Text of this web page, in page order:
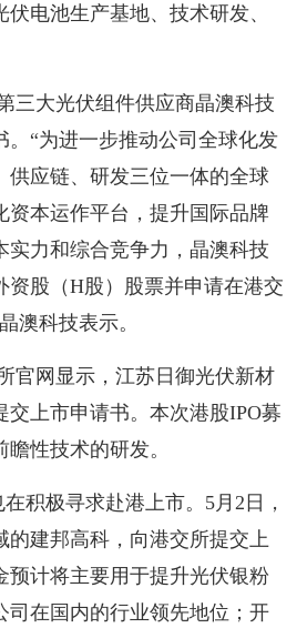
电池生产基地、技术研发、
三大光伏组件供应商晶澳科技
。“为进一步推动公司全球化发
供应链、研发三位一体的全球
资本运作平台，提升国际品牌
实力和综合竞争力，晶澳科技
资股（H股）股票并申请在港交
澳科技表示。
官网显示，江苏日御光伏新材
交上市申请书。本次港股IPO募
性技术的研发。
积极寻求赴港上市。5月2日，
的建邦高科，向港交所提交上
预计将主要用于提升光伏银粉
司在国内的行业领先地位；开